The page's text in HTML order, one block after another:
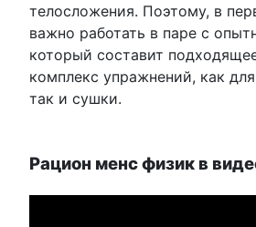
телосложения. Поэтому, в
важно работать в паре с
который составит
комплекс упражнений, как
так и сушки.
Рацион менс физик в